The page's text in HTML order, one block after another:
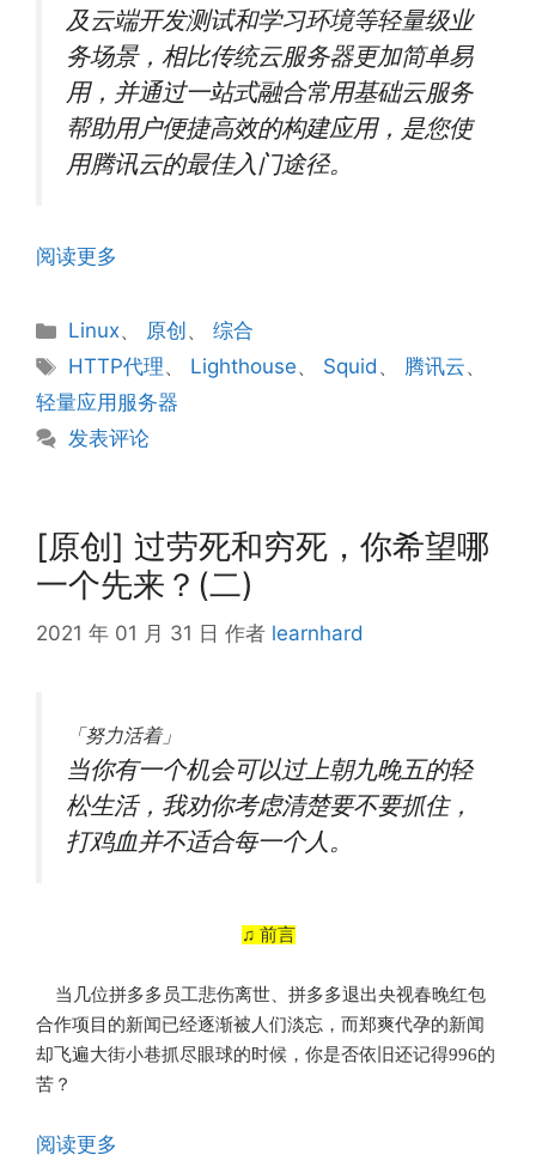
及云端开发测试和学习环境等轻量级业
务场景，相比传统云服务器更加简单易
用，并通过一站式融合常用基础云服务
帮助用户便捷高效的构建应用，是您使
用腾讯云的最佳入门途径。
阅读更多
分
类
Linux、 原创 、综合
标
签
HTTP代理、 Lighthouse、 Squid 、 腾讯云、
轻量应用服务器
发表评论
[原创] 过劳死和穷死，你希望哪
一个先来？(二)
2021 年 01 月 31 日 作者 learnhard
「努力活着」
当你有一个机会可以过上朝九晚五的轻
松生活，我劝你考虑清楚要不要抓住，
打鸡血并不适合每一个人。
♫ 前言
当几位拼多多员工悲伤离世、拼多多退出央视春晚红包
合作项目的新闻已经逐渐被人们淡忘，而郑爽代孕的新闻
却飞遍大街小巷抓尽眼球的时候，你是否依旧还记得996的
苦？
阅读更多